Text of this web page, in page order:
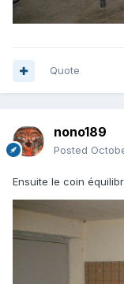
Quote
nono189
Posted
Ensuite le coin